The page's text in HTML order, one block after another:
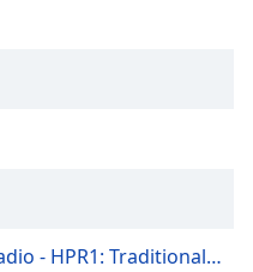
Traditional Classic Country